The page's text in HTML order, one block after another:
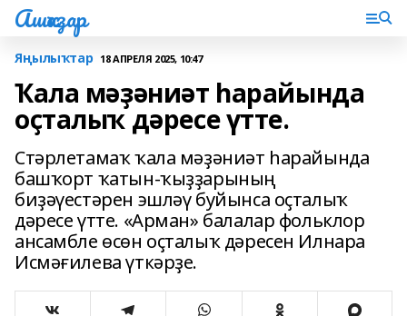
Ашҡаҙар
Яңылыҡтар 18 АПРЕЛЯ 2025, 10:47
Ҡала мәҙәниәт һарайында
оҫталыҡ дәресе үтте.
Стәрлетамаҡ ҡала мәҙәниәт һарайында
башҡорт ҡатын-ҡыҙҙарының
биҙәүестәрен эшләү буйынса оҫталыҡ
дәресе үтте. «Арман» балалар фольклор
ансамбле өсөн оҫталыҡ дәресен Илнара
Исмәғилева үткәрҙе.